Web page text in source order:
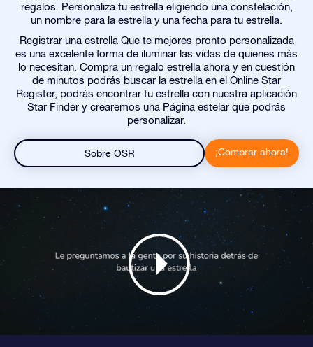
regalos. Personaliza tu estrella eligiendo una constelación,
un nombre para la estrella y una fecha para tu estrella.
Registrar una estrella Que te mejores pronto personalizada
es una excelente forma de iluminar las vidas de quienes más
lo necesitan. Compra un regalo estrella ahora y en cuestión
de minutos podrás buscar la estrella en el Online Star
Register, podrás encontrar tu estrella con nuestra aplicación
Star Finder y crearemos una Página estelar que podrás
personalizar.
Sobre OSR ¡Comprar ahora!